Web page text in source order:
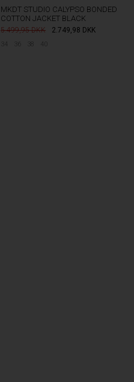
MKDT STUDIO CALYPSO BONDED
COTTON JACKET BLACK
5.499,95 2.749,98 DKK
34 36 38 40